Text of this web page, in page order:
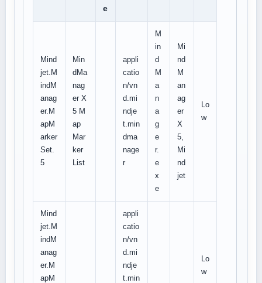
e
Mind
jet.M
indM
anag
er.M
apM
arker
Set.
5
Min
dMa
nag
er X
5 M
ap
Mar
ker
List
appli
catio
n/vn
d.mi
ndje
t.min
dma
nage
r
M
in
d
M
a
n
a
g
e
r.
e
x
e
Mi
nd
M
an
ag
er
X
5,
Mi
nd
jet
Lo
w
Mind
jet.M
indM
anag
er.M
apM
appli
catio
n/vn
d.mi
ndje
t.min
Lo
w